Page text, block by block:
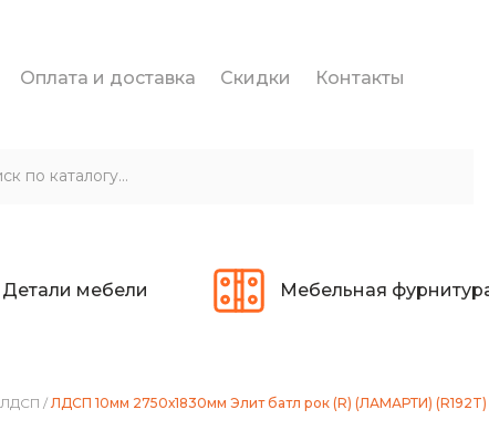
Оплата и доставка Скидки Контакты
Детали мебели Мебельная
ЛДСП / ЛДСП 10мм 2750х1830мм Элит батл рок (R) (ЛАМАРТИ) (R192T)